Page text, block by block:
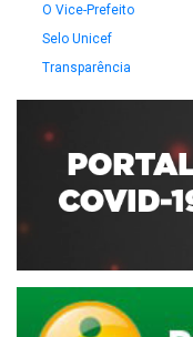
O Vice-Prefeito
Selo Unicef
Transparência